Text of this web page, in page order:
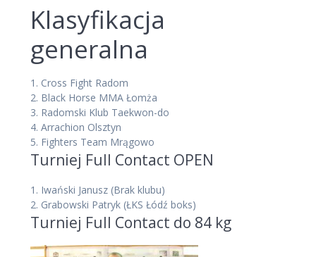
Klasyfikacja
generalna
1. Cross Fight Radom
2. Black Horse MMA Łomża
3. Radomski Klub Taekwon-do
4. Arrachion Olsztyn
5. Fighters Team Mrągowo
Turniej Full Contact OPEN
1. Iwański Janusz (Brak klubu)
2. Grabowski Patryk (ŁKS Łódź boks)
Turniej Full Contact do 84 kg